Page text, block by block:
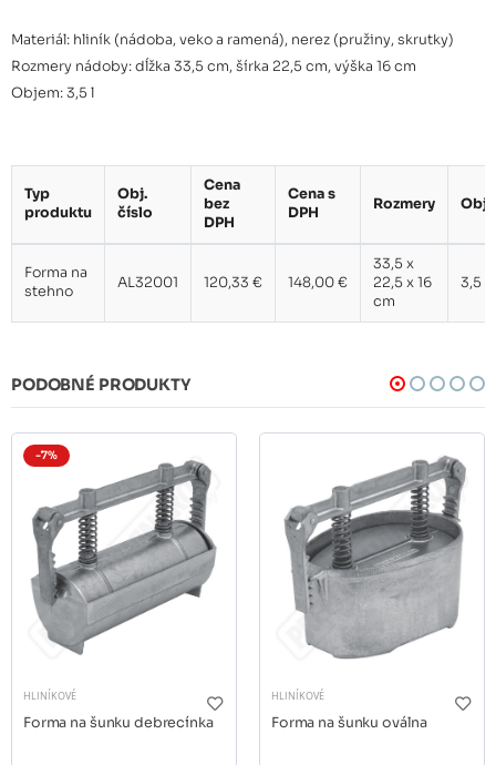
Materiál: hliník (nádoba, veko a ramená), nerez (pružiny, skrutky)
Rozmery nádoby: dĺžka 33,5 cm, šírka 22,5 cm, výška 16 cm
Objem: 3,5 l
Typ
produktu
Obj.
číslo
Cena
bez
DPH
Cena s
DPH
Rozmery
Forma na
stehno
AL32001 120,33 € 148,00 €
33,5 x
22,5 x 16
cm
3,5 l
PODOBNÉ PRODUKTY
-7%
HLINÍKOVÉ
Forma na šunku debrecínka
HLINÍKOVÉ
Forma na šunku oválna